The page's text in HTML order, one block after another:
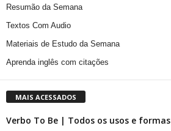
Resumão da Semana
Textos Com Audio
Materiais de Estudo da Semana
Aprenda inglês com citações
MAIS ACESSADOS
Verbo To Be | Todos os usos e formas